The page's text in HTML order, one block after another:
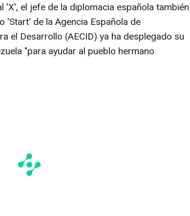
'X', el jefe de la diplomacia española también
'Start' de la Agencia Española de
el Desarrollo (AECID) ya ha desplegado su
"para ayudar al pueblo hermano